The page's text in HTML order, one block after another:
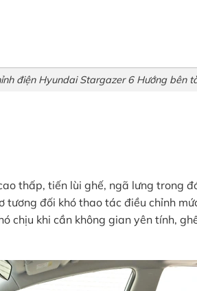
điện Hyundai Stargazer 6 Hướng bên
thấp, tiến lùi ghế, ngã lưng trong
đối khó thao tác điều chỉnh
chịu khi cần không gian yên tính,